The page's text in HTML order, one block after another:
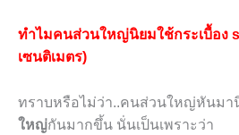
ทำไมคนส่วนใหญ่นิยมใช้กระเบื้อง
เซนติเมตร)
ทราบหรือไม่ว่า..คนส่วนใหญ่หันมา
ใหญ่กันมากขึ้น นั่นเป็นเพราะว่า